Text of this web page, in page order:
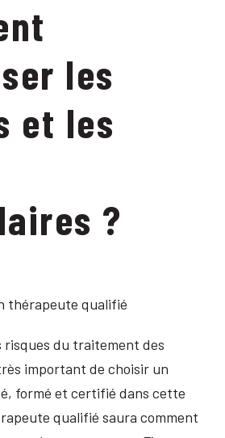
les
et les
?
thérapeute qualifié
risques du traitement des
important de choisir un
formé et certifié dans cette
qualifié saura comment